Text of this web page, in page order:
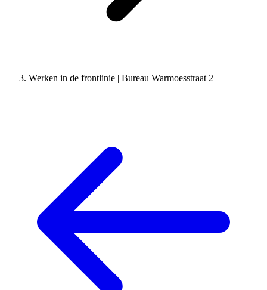
Werken in de frontlinie | Bureau Warmoesstraat 2